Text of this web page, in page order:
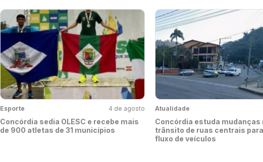
Esporte 4 de agosto
Concórdia sedia OLESC e recebe mais
de 900 atletas de 31 municípios
Atualidade
Concórdia estuda mudanças
trânsito de ruas centrais
fluxo de veículos